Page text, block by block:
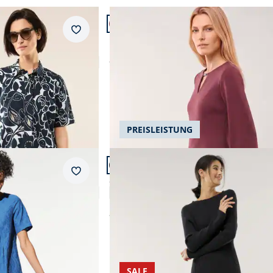
Grün
Orange
Pink
Rosé
Rot
Schwarz
Abbrechen
Baumwollmix
Jaquard
Leinen
Abbrechen
Merkzettel
Artikel 2 von 14.
Kleid A-Linie mit Ausschnittdetail
ab
Merkzettel
Artikel 5 von 14.
PREISLEISTUNG
Strickkleid Hautschmeichler
5,0 (7)
ab